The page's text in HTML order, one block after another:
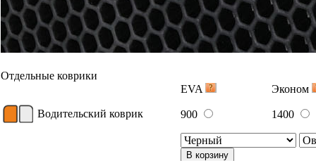
Отдельные коврики
EVA
Эконом
Водительский коврик 900 1400
В корзину